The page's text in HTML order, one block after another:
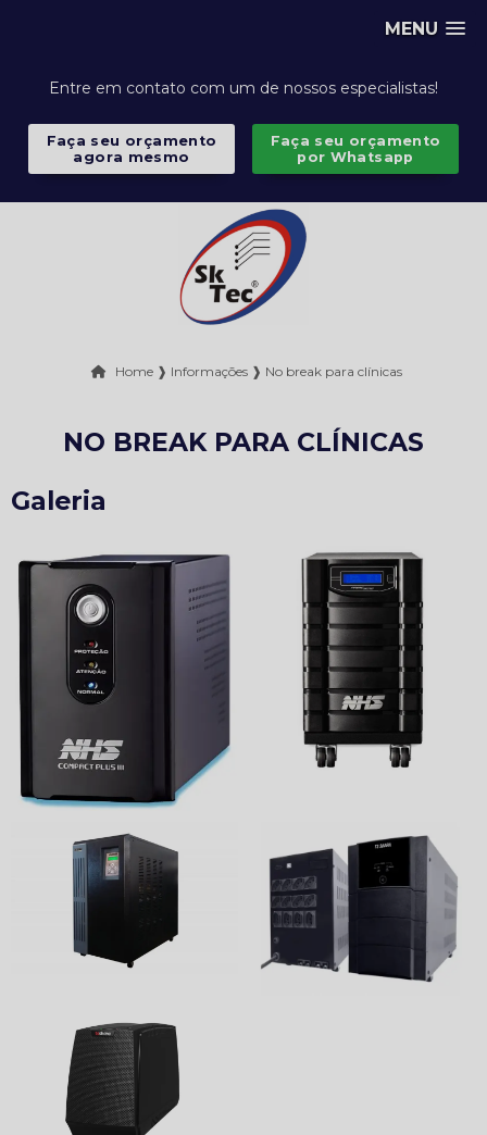
MENU
Entre em contato com um de nossos especialistas!
Faça seu orçamento
agora mesmo
Faça seu orçamento
por Whatsapp
Home ❱ Informações ❱ No break para clínicas
NO BREAK PARA CLÍNICAS
Galeria